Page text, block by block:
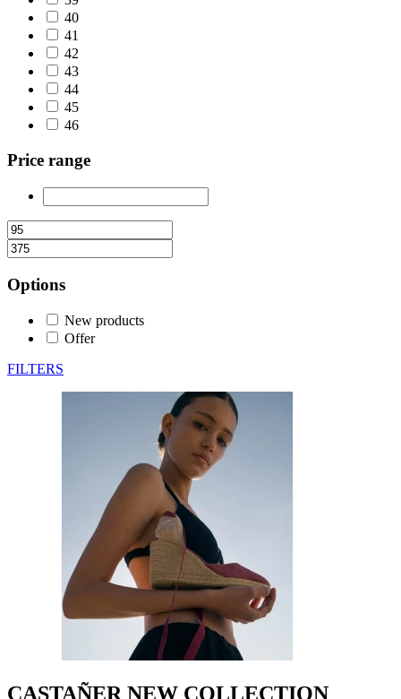
40
41
42
43
44
45
46
Price range
Options
New products
Offer
FILTERS
CASTAÑER NEW COLLECTION